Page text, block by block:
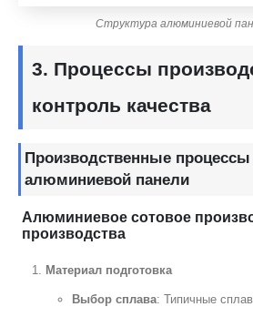
Структура алюминиевой
3. Процессы
контроль качества
Производственные процессы
алюминиевой панели
Алюминиевое сотовое
производства
Материал подготовка
Выбор сплава: Типичные